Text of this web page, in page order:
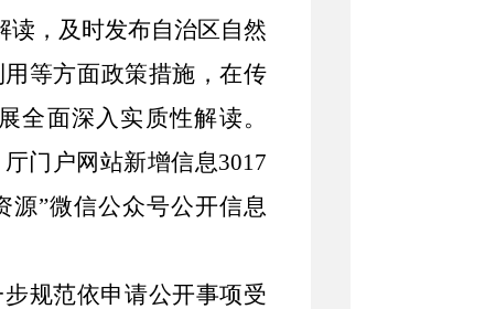
， 及时发布自治区自然
等方面政策措施，在传
全面深入实质性解读。
门户网站新增信息3017
源”微信公众号公开信息
步规范依申请公开事项受